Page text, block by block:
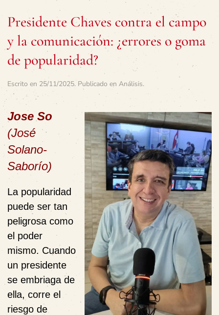
Presidente Chaves contra el campo
y la comunicación: ¿errores o goma
de popularidad?
Escrito en 25/11/2025. Publicado en Análisis.
Jose So
(José
Solano-
Saborío)
La popularidad
puede ser tan
peligrosa como
el poder
mismo. Cuando
un presidente
se embriaga de
ella, corre el
riesgo de